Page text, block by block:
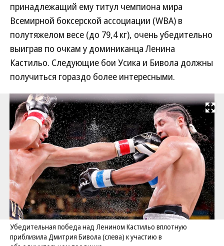
принадлежащий ему титул чемпиона мира
Всемирной боксерской ассоциации (WBA) в
полутяжелом весе (до 79,4 кг), очень убедительно
выиграв по очкам у доминиканца Ленина
Кастильо. Следующие бои Усика и Бивола должны
получиться гораздо более интересными.
Развернуть
Убедительная победа над Ленином Кастильо вплотную
приблизила Дмитрия Бивола (слева) к участию в